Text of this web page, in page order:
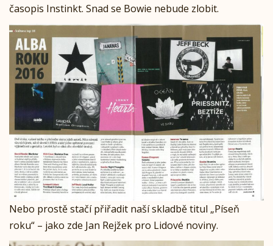
časopis Instinkt. Snad se Bowie nebude zlobit.
Nebo prostě stačí přiřadit naší skladbě titul „Píseň
roku“ – jako zde Jan Rejžek pro Lidové noviny.